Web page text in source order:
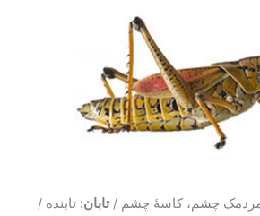
چشم، کاسۀ چشم /تابان: تابنده /